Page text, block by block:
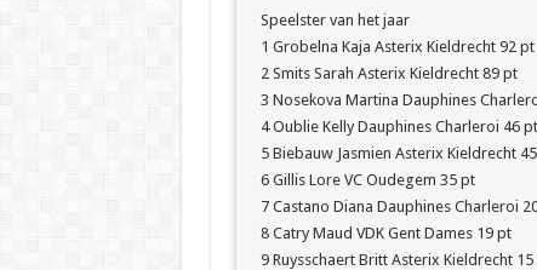
Speelster van het jaar
1 Grobelna Kaja Asterix Kieldrecht 92 pt
2 Smits Sarah Asterix Kieldrecht 89 pt
3 Nosekova Martina Dauphines
4 Oublie Kelly Dauphines Charleroi 46 pt
5 Biebauw Jasmien Asterix Kieldrecht
6 Gillis Lore VC Oudegem 35 pt
7 Castano Diana Dauphines Charleroi
8 Catry Maud VDK Gent Dames 19 pt
9 Ruysschaert Britt Asterix Kieldrecht 15